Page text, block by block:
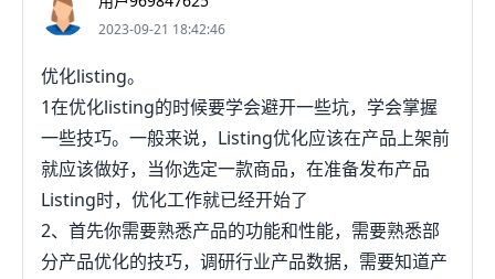
2023-09-21 18:42:46
优化listing。
1在优化listing的时候要学会避开一些坑，学会掌握
一些技巧。一般来说，Listing优化应该在产品上架前
就应该做好，当你选定一款商品，在准备发布产品
Listing时，优化工作就已经开始了
2、首先你需要熟悉产品的功能和性能，需要熟悉部
分产品优化的技巧，调研行业产品数据，需要知道产